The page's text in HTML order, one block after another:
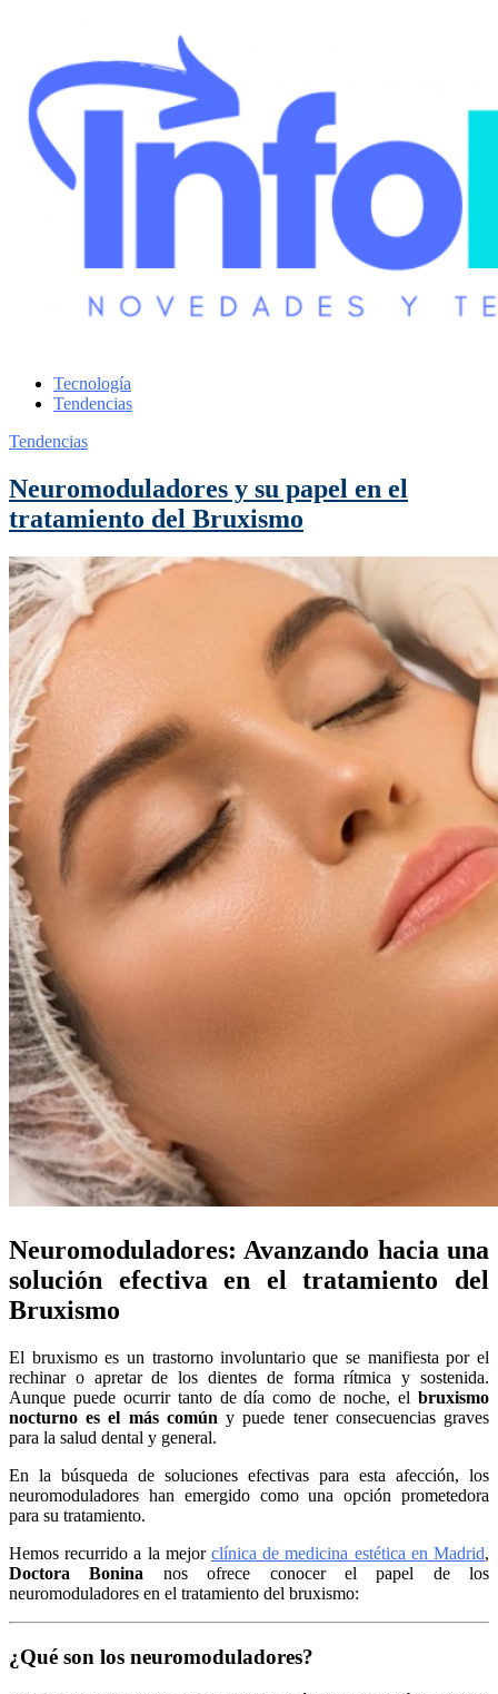
Tecnología
Tendencias
Tendencias
Neuromoduladores y su papel en el
tratamiento del Bruxismo
Neuromoduladores: Avanzando hacia una
solución efectiva en el tratamiento del
Bruxismo
El bruxismo es un trastorno involuntario que se manifiesta por el
rechinar o apretar de los dientes de forma rítmica y sostenida.
Aunque puede ocurrir tanto de día como de noche, el bruxismo
nocturno es el más común y puede tener consecuencias graves
para la salud dental y general.
En la búsqueda de soluciones efectivas para esta afección, los
neuromoduladores han emergido como una opción prometedora
para su tratamiento.
Hemos recurrido a la mejor clínica de medicina estética en Madrid,
Doctora Bonina nos ofrece conocer el papel de los
neuromoduladores en el tratamiento del bruxismo:
¿Qué son los neuromoduladores?